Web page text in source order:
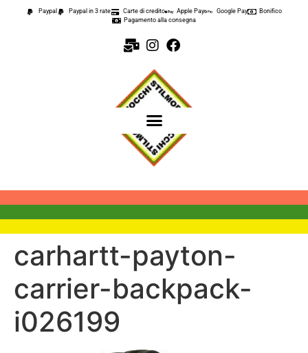
contenuto
Paypal Paypal in 3 rate Carte di credito Apple Pay Google Pay
Bonifico
Pagamento alla consegna
carhartt-payton-
carrier-backpack-
i026199